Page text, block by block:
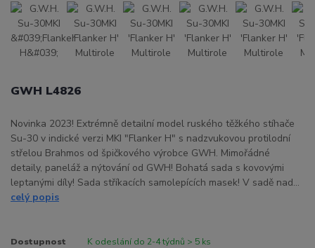
GWH L4826
Novinka 2023! Extrémně detailní model ruského těžkého stíhače
Su-30 v indické verzi MKI "Flanker H" s nadzvukovou protilodní
střelou Brahmos od špičkového výrobce GWH. Mimořádné
detaily, paneláž a nýtování od GWH! Bohatá sada s kovovými
leptanými díly! Sada stříkacích samolepících masek! V sadě nad...
celý popis
Dostupnost K odeslání do 2-4 týdnů > 5 ks